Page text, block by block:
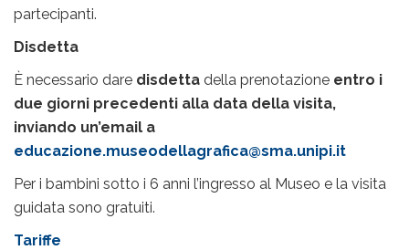
partecipanti.
Disdetta
È necessario dare disdetta della prenotazione entro i
due giorni precedenti alla data della visita,
inviando un’email a
educazione.museodellagrafica@sma.unipi.it
Per i bambini sotto i 6 anni l’ingresso al Museo e la visita
guidata sono gratuiti.
Tariffe